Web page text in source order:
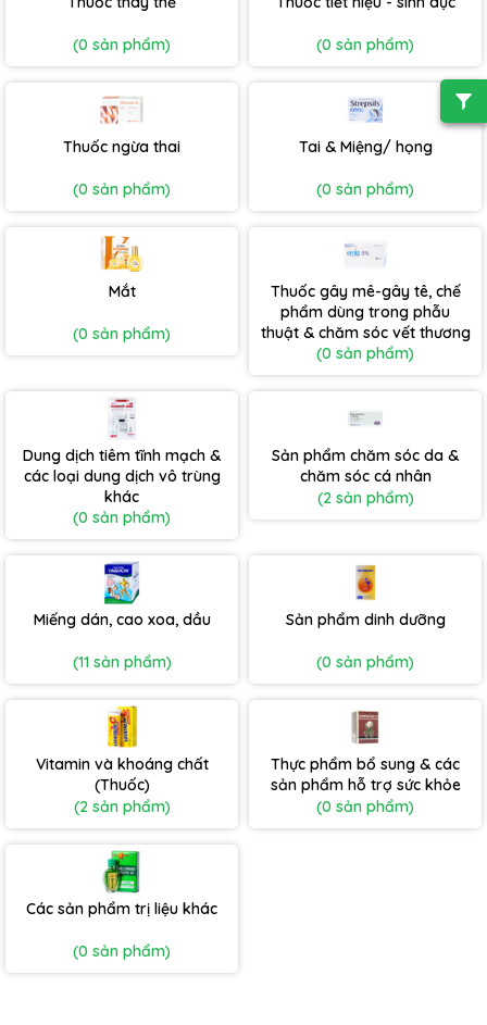
(0 sản phẩm) (0 sản phẩm)
Thuốc ngừa thai
(0 sản phẩm)
Tai & Miệng/ họng
(0 sản phẩm)
Mắt
(0 sản phẩm)
Thuốc gây mê-gây tê, chế
phẩm dùng trong phẫu
thuật & chăm sóc vết thương
(0 sản phẩm)
Dung dịch tiêm tĩnh mạch &
các loại dung dịch vô trùng
khác
(0 sản phẩm)
Sản phẩm chăm sóc da &
chăm sóc cá nhân
(2 sản phẩm)
Miếng dán, cao xoa, dầu
(11 sản phẩm)
Sản phẩm dinh dưỡng
(0 sản phẩm)
Vitamin và khoáng chất
(Thuốc)
(2 sản phẩm)
Thực phẩm bổ sung & các
sản phẩm hỗ trợ sức khỏe
(0 sản phẩm)
Các sản phẩm trị liệu khác
(0 sản phẩm)